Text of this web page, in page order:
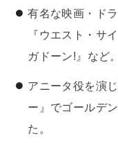
有名な映画・ド
『ウエスト・サ
ガドーン!』など。
アニータ役を演
ー』でゴールデ
た。